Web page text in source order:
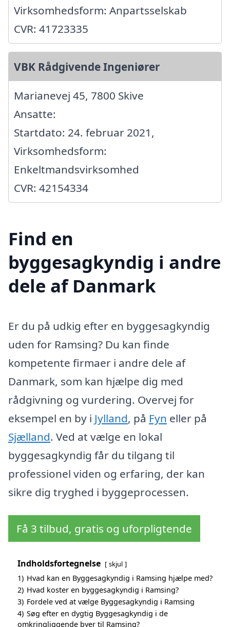
Virksomhedsform: Anpartsselskab
CVR: 41723335
VBK Rådgivende Ingeniører
Marianevej 45, 7800 Skive
Ansatte:
Startdato: 24. februar 2021,
Virksomhedsform:
Enkeltmandsvirksomhed
CVR: 42154334
Find en
byggesagkyndig i andre
dele af Danmark
Er du på udkig efter en byggesagkyndig
uden for Ramsing? Du kan finde
kompetente firmaer i andre dele af
Danmark, som kan hjælpe dig med
rådgivning og vurdering. Overvej for
eksempel en by i Jylland, på Fyn eller på
Sjælland. Ved at vælge en lokal
byggesagkyndig får du tilgang til
professionel viden og erfaring, der kan
sikre dig tryghed i byggeprocessen.
Få 3 tilbud, gratis og uforpligtende
Indholdsfortegnelse skjul
1) Hvad kan en Byggesagkyndig i Ramsing hjælpe med?
2) Hvad koster en byggesagkyndig i Ramsing?
3) Fordele ved at vælge Byggesagkyndig i Ramsing
4) Søg efter en dygtig Byggesagkyndig i de
omkringliggende byer til Ramsing?